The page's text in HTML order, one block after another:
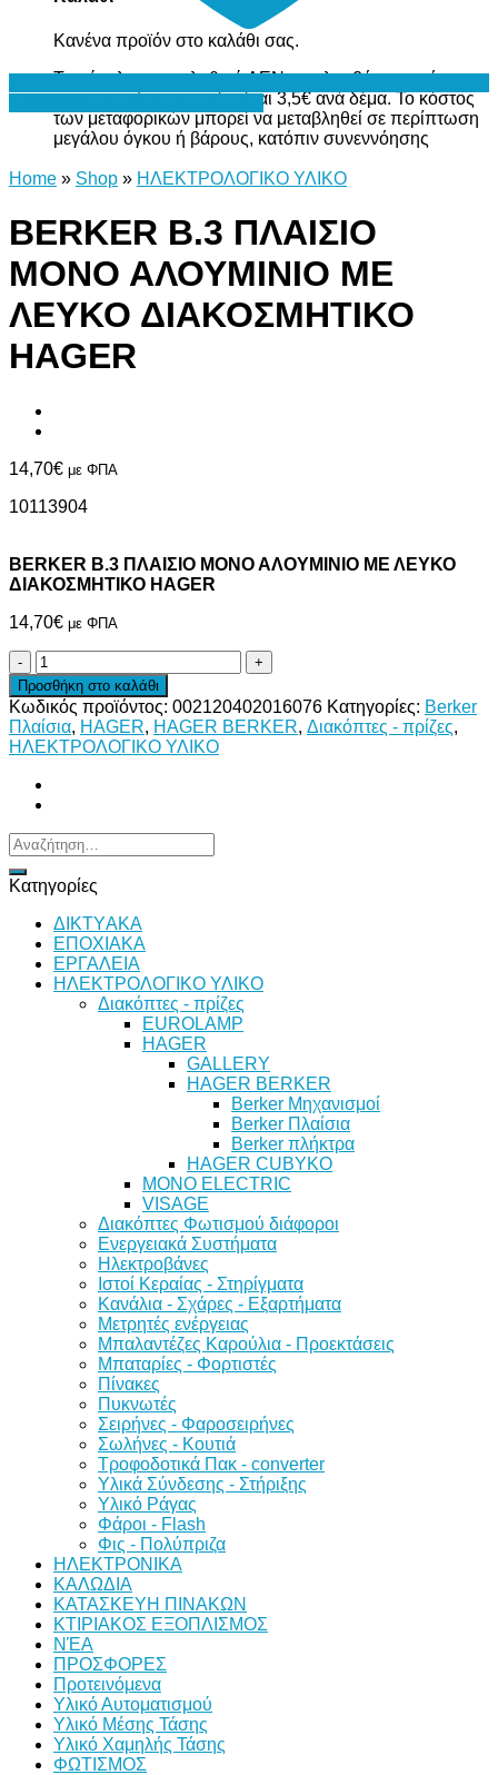
Κανένα προϊόν στο καλάθι σας.
Το σύνολο του καλαθιού ΔΕΝ περιλαμβάνει το κόστος
μεταφορικών, το οποίο είναι 3,5€ ανά δέμα. Το κόστος
των μεταφορικών μπορεί να μεταβληθεί σε περίπτωση
μεγάλου όγκου ή βάρους, κατόπιν συνεννόησης
Home » Shop » ΗΛΕΚΤΡΟΛΟΓΙΚΟ ΥΛΙΚΟ
BERKER Β.3 ΠΛΑΙΣΙΟ
ΜΟΝΟ ΑΛΟΥΜΙΝΙΟ ΜΕ
ΛΕΥΚΟ ΔΙΑΚΟΣΜΗΤΙΚΟ
HAGER
14,70€ με ΦΠΑ
10113904
BERKER Β.3 ΠΛΑΙΣΙΟ ΜΟΝΟ ΑΛΟΥΜΙΝΙΟ ΜΕ ΛΕΥΚΟ
ΔΙΑΚΟΣΜΗΤΙΚΟ HAGER
14,70€ με ΦΠΑ
BERKER
Β.3
ΠΛΑΙΣΙΟ
ΜΟΝΟ
ΑΛΟΥΜΙΝΙΟ
ΜΕ
ΛΕΥΚΟ
ΔΙΑΚΟΣΜΗΤΙΚΟ
ποσότητα
Προσθήκη στο καλάθι
Κωδικός προϊόντος: 002120402016076 Κατηγορίες: Berker
Πλαίσια, HAGER, HAGER BERKER, Διακόπτες - πρίζες,
ΗΛΕΚΤΡΟΛΟΓΙΚΟ ΥΛΙΚΟ
Αναζήτηση
για:
Κατηγορίες
ΔΙKTΥAKA
ΕΠΟΧΙΑΚΑ
ΕΡΓΑΛΕΙΑ
ΗΛΕΚΤΡΟΛΟΓΙΚΟ ΥΛΙΚΟ
Διακόπτες - πρίζες
EUROLAMP
HAGER
GALLERY
HAGER BERKER
Berker Μηχανισμοί
Berker Πλαίσια
Berker πλήκτρα
HAGER CUBYKO
MONO ELECTRIC
VISAGE
Διακόπτες Φωτισμού διάφοροι
Ενεργειακά Συστήματα
Ηλεκτροβάνες
Ιστοί Κεραίας - Στηρίγματα
Κανάλια - Σχάρες - Εξαρτήματα
Μετρητές ενέργειας
Μπαλαντέζες Καρούλια - Προεκτάσεις
Μπαταρίες - Φορτιστές
Πίνακες
Πυκνωτές
Σειρήνες - Φαροσειρήνες
Σωλήνες - Κουτιά
Τροφοδοτικά Πακ - converter
Υλικά Σύνδεσης - Στήριξης
Υλικό Ράγας
Φάροι - Flash
Φις - Πολύπριζα
ΗΛΕΚΤΡΟΝΙΚΑ
ΚΑΛΩΔΙΑ
ΚΑΤΑΣΚΕΥΗ ΠΙΝΑΚΩΝ
ΚΤΙΡΙΑΚΟΣ ΕΞΟΠΛΙΣΜΟΣ
ΝΈΑ
ΠΡΟΣΦΟΡΕΣ
Προτεινόμενα
Υλικό Αυτοματισμού
Υλικό Μέσης Τάσης
Υλικό Χαμηλής Τάσης
ΦΩΤΙΣΜΟΣ